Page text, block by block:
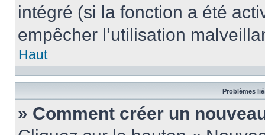
intégré (si la fonction a été
empêcher l’utilisation
Haut
Problèmes
» Comment créer un